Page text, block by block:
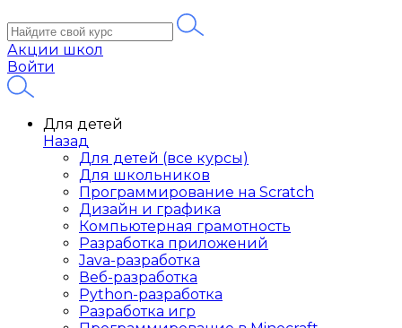
Акции школ
Войти
Для детей
Назад
Для детей (все курсы)
Для школьников
Программирование на Scratch
Дизайн и графика
Компьютерная грамотность
Разработка приложений
Java-разработка
Веб-разработка
Python-разработка
Разработка игр